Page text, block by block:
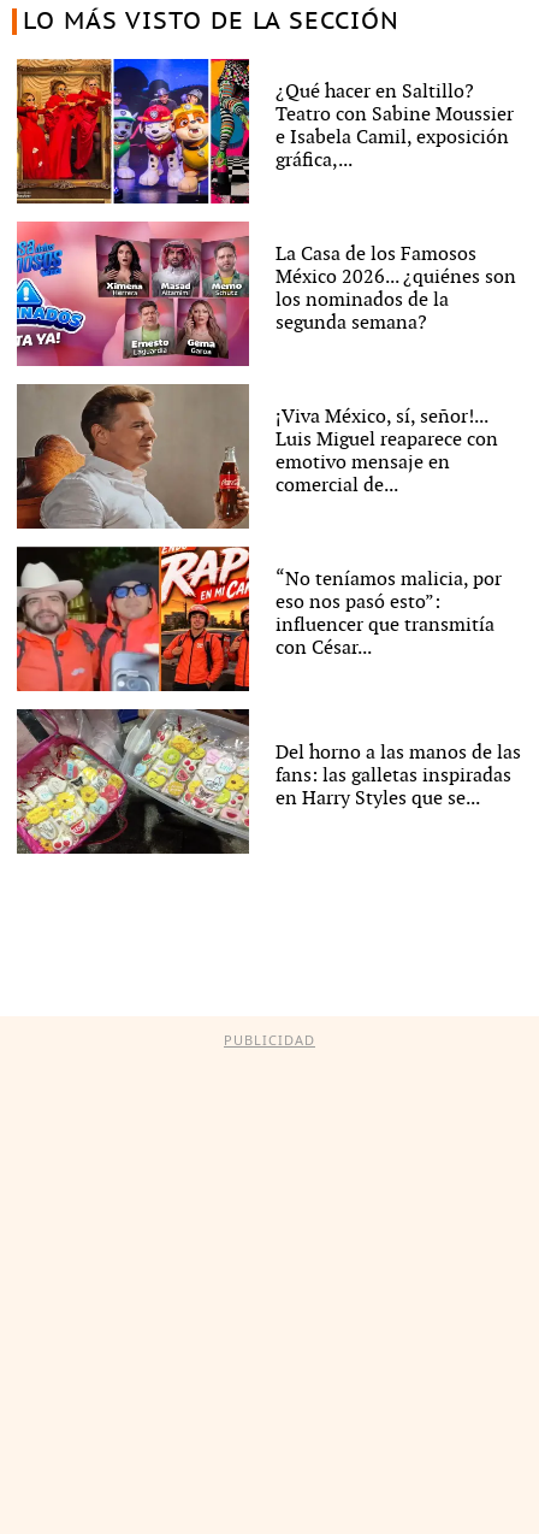
LO MÁS VISTO DE LA SECCIÓN
¿Qué hacer en Saltillo?
Teatro con Sabine Moussier
e Isabela Camil, exposición
gráfica,...
La Casa de los Famosos
México 2026... ¿quiénes son
los nominados de la
segunda semana?
¡Viva México, sí, señor!...
Luis Miguel reaparece con
emotivo mensaje en
comercial de...
“No teníamos malicia, por
eso nos pasó esto”:
influencer que transmitía
con César...
Del horno a las manos de las
fans: las galletas inspiradas
en Harry Styles que se...
PUBLICIDAD